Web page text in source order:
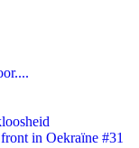
in Oekraïne #31